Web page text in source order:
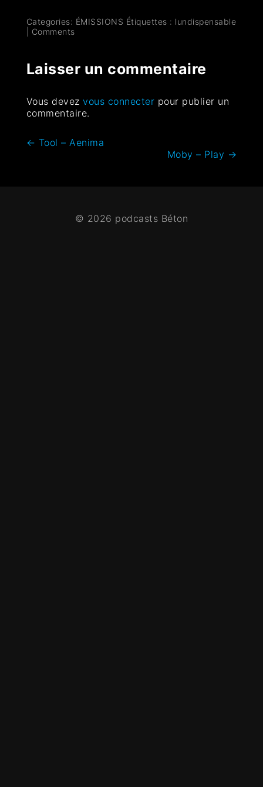
Categories: ÉMISSIONS Étiquettes : lundispensable
Comments
Laisser un commentaire
Vous devezvous connecter pour publier un
commentaire.
← Tool – Aenima
Moby – Play →
© 2026 podcasts Béton